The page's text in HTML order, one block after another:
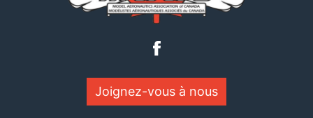
Joignez-vous à nous